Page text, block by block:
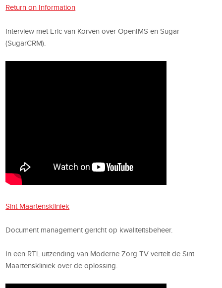
Return on Information
Interview met Eric van Korven over OpenIMS en Sugar
(SugarCRM).
Sint Maartenskliniek
Document management gericht op kwaliteitsbeheer.
In een RTL uitzending van Moderne Zorg TV vertelt de Sint
Maartenskliniek over de oplossing.